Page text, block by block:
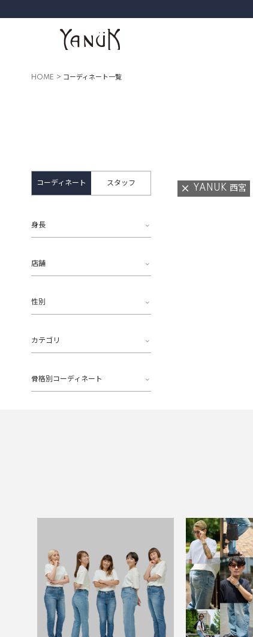
HOME コーディネート一覧
コーディネート スタッフ
身長
店舗
性別
カテゴリ
骨格別コーディネート
YANUK 西宮